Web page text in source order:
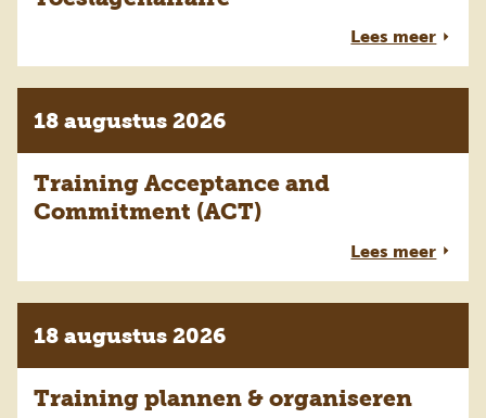
Lees meer
18 augustus 2026
Training Acceptance and
Commitment (ACT)
Lees meer
18 augustus 2026
Training plannen & organiseren